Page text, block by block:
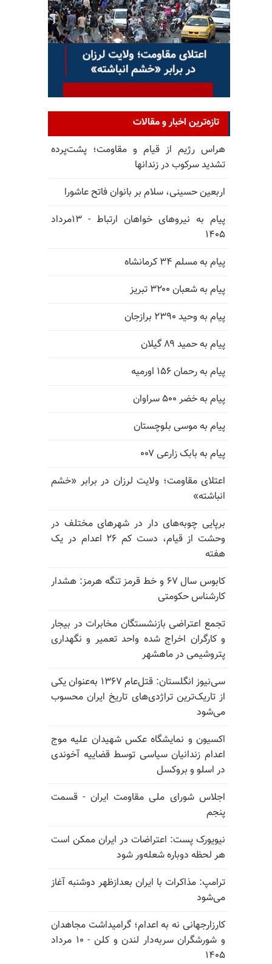
تازه‌ترین اخبار و مقالات
هراس رژیم از قیام و مقاومت؛ پشت‌پرده
تشدید سرکوب در زندانها
اربعین حسینی، سلام بر بانوان فاتح عاشورا
پیام به نیروهای خواهان ارتباط - ۱۳مرداد
۱۴۰۵
پیام به مسلم ۳۴ کرمانشاه
پیام به شعبان ۳۲۰۰ تبریز
پیام به وحید ۲۳۹۰ برازجان
پیام به حمید ۸۹ گیلان
پیام به رحمان ۱۵۶ اورمیه
پیام به خضر ۵۰۰ سراوان
پیام به موسی بلوچستان
پیام به بابک زارعی ۰۰۷
اعتلای مقاومت؛ ولایت لرزان در برابر «خشم
انباشته»
برپایی چوبه‌های دار در شهرهای مختلف در
وحشت از قیام، دست کم ۲۶ اعدام در یک
هفته
کابوس سال ۶۷ و خط قرمز تنگه هرمز: هشدار
کارشناس حکومتی
تجمع اعتراضی بازنشستگان مخابرات در بیجار
و کارگران اخراج شده واحد تعمیر و نگهداری
پتروشیمی در ماهشهر
سی‌نیوز انگلستان: قتل‌عام ۱۳۶۷ به‌عنوان یکی
از تاریک‌ترین تراژدی‌های تاریخ ایران محسوب
می‌شود
اکسیون و نمایشگاه عکس شهیدان علیه موج
اعدام زندانیان سیاسی توسط قضاییه آخوندی
در اسلو و بروکسل
اجلاس شورای ملی مقاومت ایران - قسمت
پنجم
نیویورک پست: اعتراضات در ایران ممکن است
هر لحظه دوباره شعله‌ور شود
ترامپ: مذاکرات با ایران بعدازظهر دوشنبه آغاز
می‌شود
کارزارجهانی نه به اعدام؛ گرامیداشت مجاهدان
و شورشگران سربه‌دار لندن و کلن - ۱۰ مرداد
۱۴۰۵